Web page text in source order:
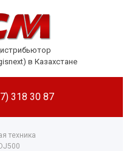
в Казахстане
318 30 87
техника